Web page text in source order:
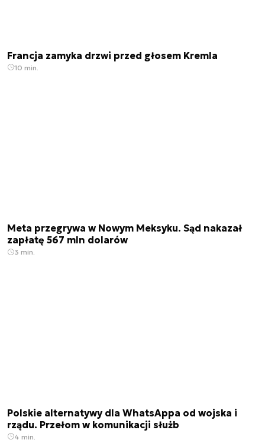
Francja zamyka drzwi przed głosem Kremla
10 min.
Meta przegrywa w Nowym Meksyku. Sąd nakazał
zapłatę 567 mln dolarów
3 min.
Polskie alternatywy dla WhatsAppa od wojska i
rządu. Przełom w komunikacji służb
4 min.